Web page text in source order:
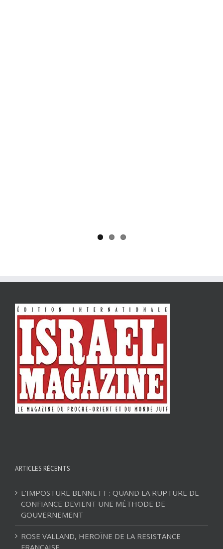
ARTICLES RÉCENTS
L’IMPOSTURE BENNETT : QUAND LA RUPTURE DE
CONFIANCE DEVIENT UNE MÉTHODE DE
GOUVERNEMENT
ROSE VALLAND, HEROÏNE DE LA RESISTANCE
FRANÇAISE